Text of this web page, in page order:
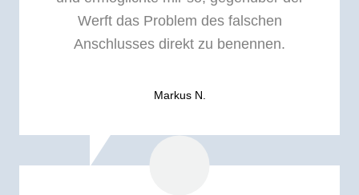
Werft das Problem des falschen
Anschlusses direkt zu benennen.
Markus N.